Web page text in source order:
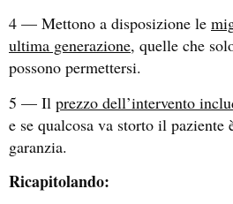
4 — Mettono a disposizione le
ultima generazione, quelle che
possono permettersi.
5 — Il prezzo dell’intervento
e se qualcosa va storto il paziente
garanzia.
Ricapitolando: